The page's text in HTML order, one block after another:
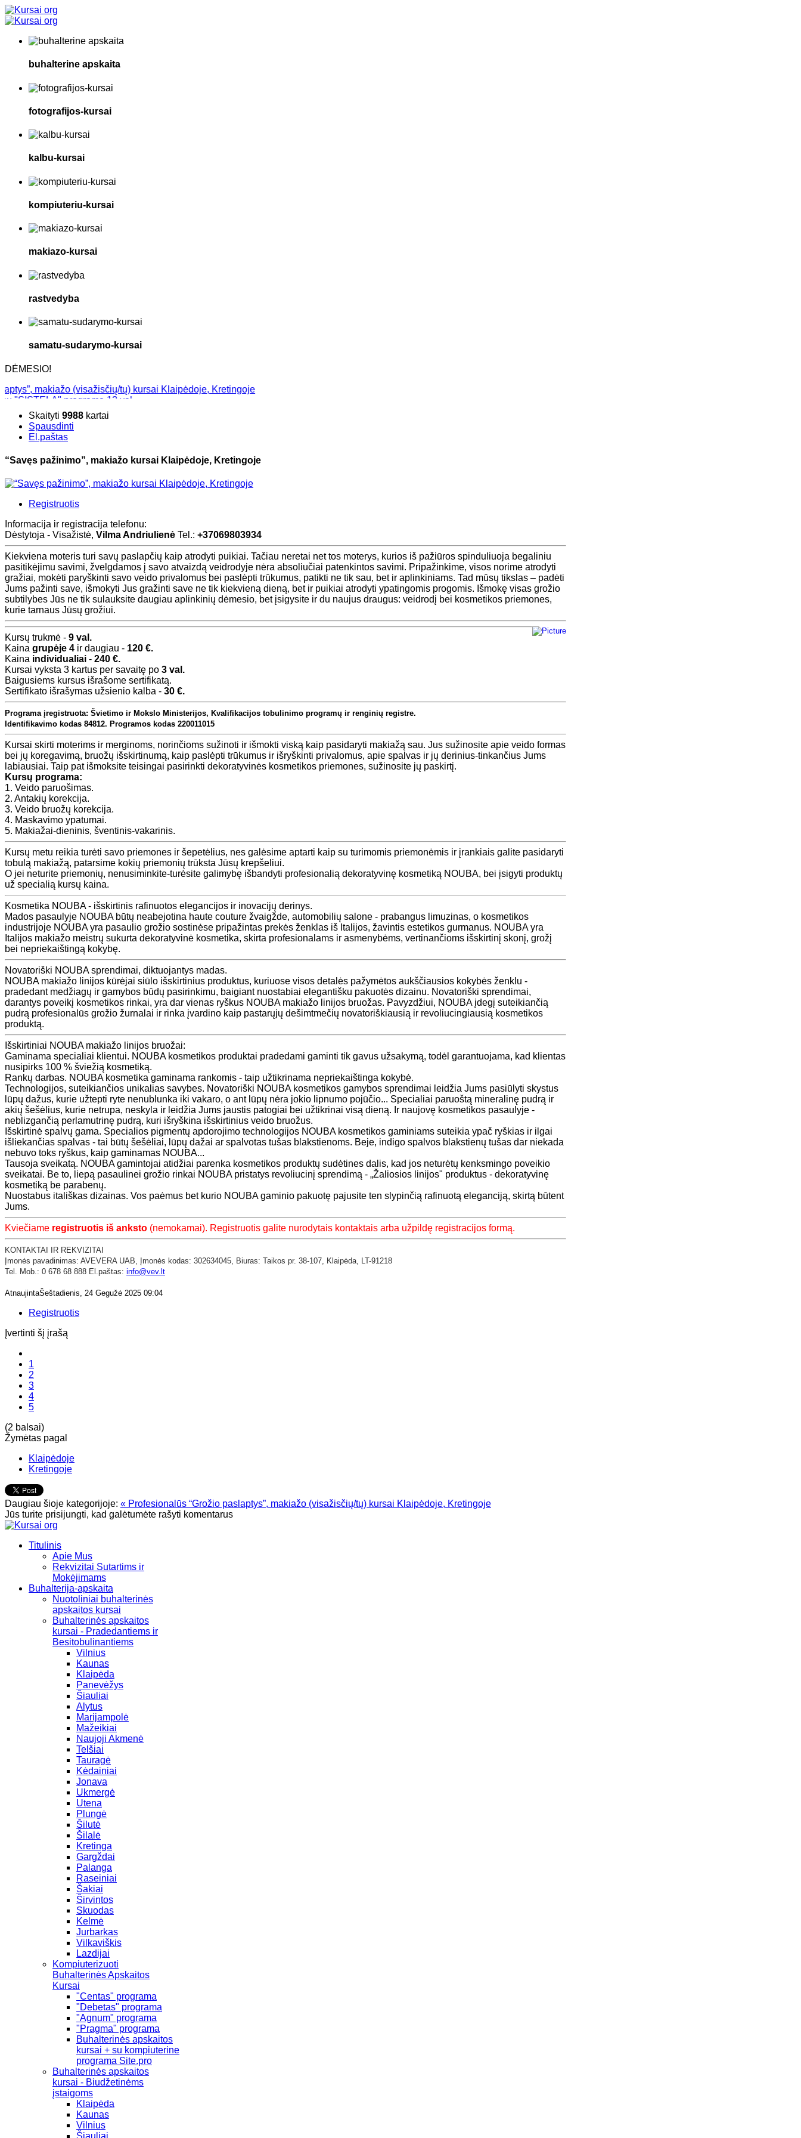
buhalterine apskaita
fotografijos-kursai
kalbu-kursai
kompiuteriu-kursai
makiazo-kursai
rastvedyba
samatu-sudarymo-kursai
DĖMESIO!
makiažo (visažisčių/tų) kursai Klaipėdoje, Kretingoje
programa 12 val.
makiažo mokymai + DOVANA: Jūsų verslo marketingo strategija socialiniuose tinkluose!
Klaipėdoje, Kretingoje
Skaityti 9988 kartai
Spausdinti
El.paštas
“Savęs pažinimo”, makiažo kursai Klaipėdoje, Kretingoje
Registruotis
Informacija ir registracija telefonu:
Dėstytoja - Visažistė, Vilma Andriulienė Tel.: +37069803934
Kiekviena moteris turi savų paslapčių kaip atrodyti puikiai. Tačiau neretai net tos moterys, kurios iš pažiūros spinduliuoja begaliniu
pasitikėjimu savimi, žvelgdamos į savo atvaizdą veidrodyje nėra absoliučiai patenkintos savimi. Pripažinkime, visos norime atrodyti
gražiai, mokėti paryškinti savo veido privalomus bei paslėpti trūkumus, patikti ne tik sau, bet ir aplinkiniams. Tad mūsų tikslas – padėti
Jums pažinti save, išmokyti Jus gražinti save ne tik kiekvieną dieną, bet ir puikiai atrodyti ypatingomis progomis. Išmokę visas grožio
subtilybes Jūs ne tik sulauksite daugiau aplinkinių dėmesio, bet įsigysite ir du naujus draugus: veidrodį bei kosmetikos priemones,
kurie tarnaus Jūsų grožiui.
Kursų trukmė - 9 val.
Kaina grupėje 4 ir daugiau - 120 €.
Kaina individualiai - 240 €.
Kursai vyksta 3 kartus per savaitę po 3 val.
Baigusiems kursus išrašome sertifikatą.
Sertifikato išrašymas užsienio kalba - 30 €.
Programa įregistruota: Švietimo ir Mokslo Ministerijos, Kvalifikacijos tobulinimo programų ir renginių registre.
Identifikavimo kodas 84812. Programos kodas 220011015
Kursai skirti moterims ir merginoms, norinčioms sužinoti ir išmokti viską kaip pasidaryti makiažą sau. Jus sužinosite apie veido formas
bei jų koregavimą, bruožų išskirtinumą, kaip paslėpti trūkumus ir išryškinti privalomus, apie spalvas ir jų derinius-tinkančius Jums
labiausiai. Taip pat išmoksite teisingai pasirinkti dekoratyvinės kosmetikos priemones, sužinosite jų paskirtį.
Kursų programa:
1. Veido paruošimas.
2. Antakių korekcija.
3. Veido bruožų korekcija.
4. Maskavimo ypatumai.
5. Makiažai-dieninis, šventinis-vakarinis.
Kursų metu reikia turėti savo priemones ir šepetėlius, nes galėsime aptarti kaip su turimomis priemonėmis ir įrankiais galite pasidaryti
tobulą makiažą, patarsime kokių priemonių trūksta Jūsų krepšeliui.
O jei neturite priemonių, nenusiminkite-turėsite galimybę išbandyti profesionalią dekoratyvinę kosmetiką NOUBA, bei įsigyti produktų
už specialią kursų kaina.
Kosmetika NOUBA - išskirtinis rafinuotos elegancijos ir inovacijų derinys.
Mados pasaulyje NOUBA būtų neabejotina haute couture žvaigžde, automobilių salone - prabangus limuzinas, o kosmetikos
industrijoje NOUBA yra pasaulio grožio sostinėse pripažintas prekės ženklas iš Italijos, žavintis estetikos gurmanus. NOUBA yra
Italijos makiažo meistrų sukurta dekoratyvinė kosmetika, skirta profesionalams ir asmenybėms, vertinančioms išskirtinį skonį, grožį
bei nepriekaištingą kokybę.
Novatoriški NOUBA sprendimai, diktuojantys madas.
NOUBA makiažo linijos kūrėjai siūlo išskirtinius produktus, kuriuose visos detalės pažymėtos aukščiausios kokybės ženklu -
pradedant medžiagų ir gamybos būdų pasirinkimu, baigiant nuostabiai elegantišku pakuotės dizainu. Novatoriški sprendimai,
darantys poveikį kosmetikos rinkai, yra dar vienas ryškus NOUBA makiažo linijos bruožas. Pavyzdžiui, NOUBA įdegį suteikiančią
pudrą profesionalūs grožio žurnalai ir rinka įvardino kaip pastarųjų dešimtmečių novatoriškiausią ir revoliucingiausią kosmetikos
produktą.
Išskirtiniai NOUBA makiažo linijos bruožai:
Gaminama specialiai klientui. NOUBA kosmetikos produktai pradedami gaminti tik gavus užsakymą, todėl garantuojama, kad klientas
nusipirks 100 % šviežią kosmetiką.
Rankų darbas. NOUBA kosmetika gaminama rankomis - taip užtikrinama nepriekaištinga kokybė.
Technologijos, suteikiančios unikalias savybes. Novatoriški NOUBA kosmetikos gamybos sprendimai leidžia Jums pasiūlyti skystus
lūpų dažus, kurie užtepti ryte nenublunka iki vakaro, o ant lūpų nėra jokio lipnumo pojūčio... Specialiai paruoštą mineralinę pudrą ir
akių šešėlius, kurie netrupa, neskyla ir leidžia Jums jaustis patogiai bei užtikrinai visą dieną. Ir naujovę kosmetikos pasaulyje -
neblizgančią perlamutrinę pudrą, kuri išryškina išskirtinius veido bruožus.
Išskirtinė spalvų gama. Specialios pigmentų apdorojimo technologijos NOUBA kosmetikos gaminiams suteikia ypač ryškias ir ilgai
išliekančias spalvas - tai būtų šešėliai, lūpų dažai ar spalvotas tušas blakstienoms. Beje, indigo spalvos blakstienų tušas dar niekada
nebuvo toks ryškus, kaip gaminamas NOUBA...
Tausoja sveikatą. NOUBA gamintojai atidžiai parenka kosmetikos produktų sudėtines dalis, kad jos neturėtų kenksmingo poveikio
sveikatai. Be to, liepą pasaulinei grožio rinkai NOUBA pristatys revoliucinį sprendimą - „Žaliosios linijos" produktus - dekoratyvinę
kosmetiką be parabenų.
Nuostabus itališkas dizainas. Vos paėmus bet kurio NOUBA gaminio pakuotę pajusite ten slypinčią rafinuotą eleganciją, skirtą būtent
Jums.
Kviečiame registruotis iš anksto (nemokamai). Registruotis galite nurodytais kontaktais arba užpildę registracijos formą.
KONTAKTAI IR REKVIZITAI
​Įmonės pavadinimas: AVEVERA UAB, Įmonės kodas: 302634045, Biuras: Taikos pr. 38-107, Klaipėda, LT-91218
Tel. Mob.: 0 678 68 888 El.paštas: info@vev.lt
AtnaujintaŠeštadienis, 24 Gegužė 2025 09:04
Registruotis
Įvertinti šį įrašą
1
2
3
4
5
(2 balsai)
Žymėtas pagal
Klaipėdoje
Kretingoje
Daugiau šioje kategorijoje: « Profesionalūs “Grožio paslaptys”, makiažo (visažisčių/tų) kursai Klaipėdoje, Kretingoje
Jūs turite prisijungti, kad galėtumėte rašyti komentarus
Titulinis
Apie Mus
Rekvizitai Sutartims ir
Mokėjimams
Buhalterija-apskaita
Nuotoliniai buhalterinės
apskaitos kursai
Buhalterinės apskaitos
kursai - Pradedantiems ir
Besitobulinantiems
Vilnius
Kaunas
Klaipėda
Panevėžys
Šiauliai
Alytus
Marijampolė
Mažeikiai
Naujoji Akmenė
Telšiai
Tauragė
Kėdainiai
Jonava
Ukmergė
Utena
Plungė
Šilutė
Šilalė
Kretinga
Gargždai
Palanga
Raseiniai
Šakiai
Širvintos
Skuodas
Kelmė
Jurbarkas
Vilkaviškis
Lazdijai
Kompiuterizuoti
Buhalterinės Apskaitos
Kursai
"Centas" programa
"Debetas" programa
"Agnum" programa
"Pragma" programa
Buhalterinės apskaitos
kursai + su kompiuterine
programa Site.pro
Buhalterinės apskaitos
kursai - Biudžetinėms
įstaigoms
Klaipėda
Kaunas
Vilnius